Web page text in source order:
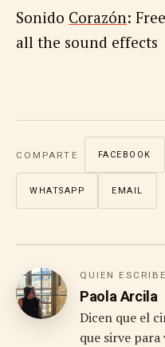
Sonido Corazón:
all the sound effects
COMPARTE FACEBOOK
WHATSAPP EMAIL
QUIEN ESCRIBE
Paola Arcila
Dicen que el
que sirve